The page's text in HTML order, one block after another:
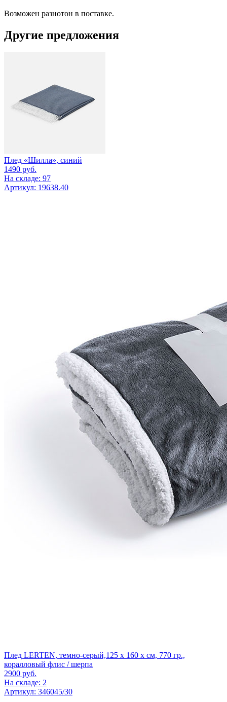
Возможен разнотон в поставке.
Другие предложения
Плед «Шилла», синий
1490 руб.
На складе: 97
Артикул: 19638.40
Плед LERTEN, темно-серый,125 x 160 x см, 770 гр.,
коралловый флис / шерпа
2900 руб.
На складе: 2
Артикул: 346045/30